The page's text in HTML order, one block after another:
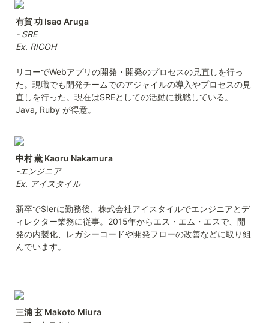
- SRE
Ex. RICOH
リコーでWebアプリの開発・開発のプロセスの見直しを行っ
た。現職でも開発チームでのアジャイルの導入やプロセスの見
直しを行った。現在はSREとしての活動に挑戦している。
Java, Ruby が得意。
-エンジニア
Ex. アイスタイル
新卒でSIerに勤務後、株式会社アイスタイルでエンジニアとデ
ィレクター業務に従事。2015年からエス・エム・エスで、開
発の内製化、レガシーコードや開発フローの改善などに取り組
んでいます。